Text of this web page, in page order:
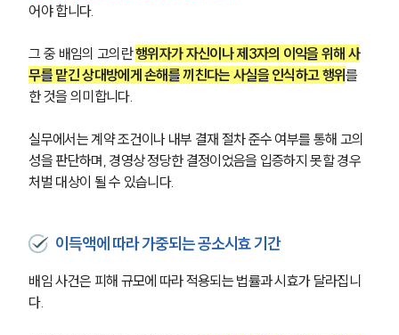
어야 합니다.
그 중 배임의 고의란 행위자가 자신이나 제3자의 이익을 위해 사
무를 맡긴 상대방에게 손해를 끼친다는 사실을 인식하고 행위를
한 것을 의미합니다.
실무에서는 계약 조건이나 내부 결재 절차 준수 여부를 통해 고의
성을 판단하며, 경영상 정당한 결정이었음을 입증하지 못할 경우
처벌 대상이 될 수 있습니다.
이득액에 따라 가중되는 공소시효 기간
배임 사건은 피해 규모에 따라 적용되는 법률과 시효가 달라집니
다.